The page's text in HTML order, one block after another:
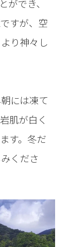
ができ、
すが、空
り神々し
には凍て
肌が白く
す。冬だ
くださ